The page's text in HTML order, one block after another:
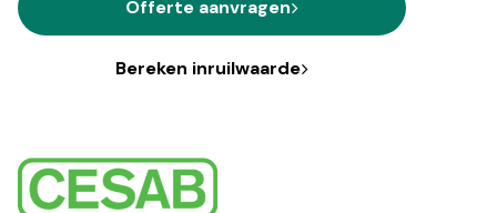
Offerte aanvragen
Bereken inruilwaarde